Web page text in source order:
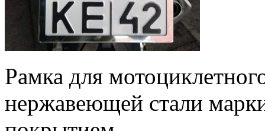
Рамка для
нержавеющей стали